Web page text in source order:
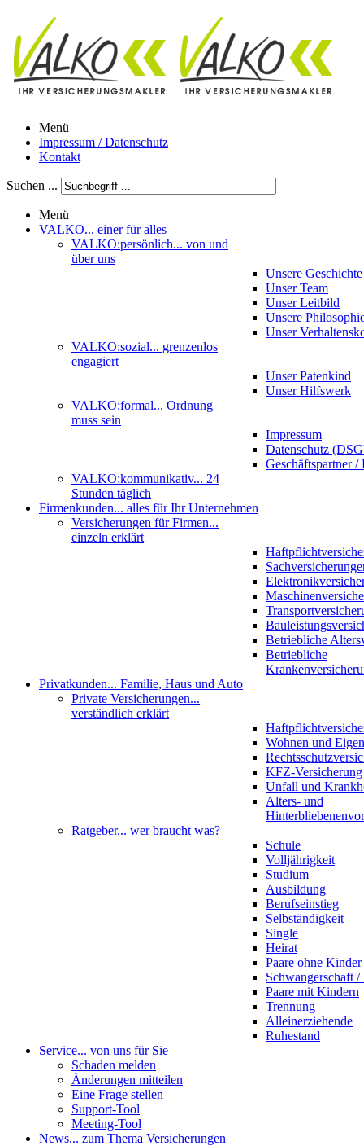
Menü
Impressum / Datenschutz
Kontakt
Suchen ...
Menü
VALKO... einer für alles
VALKO:persönlich... von und
über uns
Unsere Geschichte
Unser Team
Unser Leitbild
Unsere
Unser
VALKO:sozial... grenzenlos
engagiert
Unser Patenkind
Unser Hilfswerk
VALKO:formal... Ordnung
muss sein
Impressum
Datenschutz
Geschäftspartner /
VALKO:kommunikativ... 24
Stunden täglich
Firmenkunden... alles für Ihr Unternehmen
Versicherungen für Firmen...
einzeln erklärt
Betriebliche
Betriebliche
Privatkunden... Familie, Haus und Auto
Private Versicherungen...
verständlich erklärt
Wohnen und
KFZ-Versicherung
Unfall und
Alters- und
Ratgeber... wer braucht was?
Schule
Volljährigkeit
Studium
Ausbildung
Berufseinstieg
Selbständigkeit
Single
Heirat
Paare ohne Kinder
Schwangerschaft
Paare mit Kindern
Trennung
Alleinerziehende
Ruhestand
Service... von uns für Sie
Schaden melden
Änderungen mitteilen
Eine Frage stellen
Support-Tool
Meeting-Tool
News... zum Thema Versicherungen